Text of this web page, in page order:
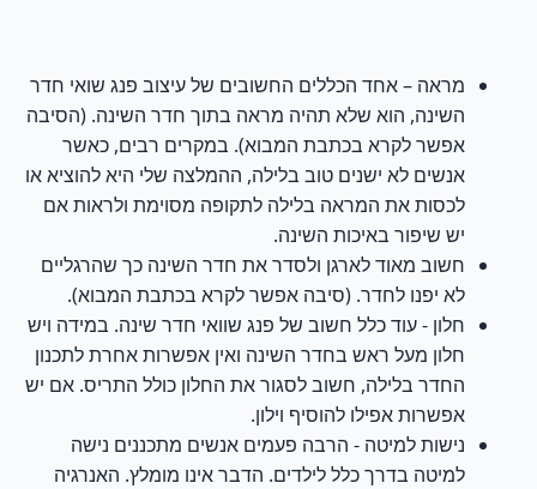
מראה –אחד הכללים החשובים של עיצוב פנג שואי חדר
השינה, הוא שלא תהיה מראה בתוך חדר השינה. (הסיבה
אפשר לקרא בכתבת המבוא). במקרים רבים, כאשר
אנשים לא ישנים טוב בלילה, ההמלצה שלי היא להוציא או
לכסות את המראה בלילה לתקופה מסוימת ולראות אם
יש שיפור באיכות השינה.
חשוב מאוד לארגן ולסדר את חדר השינה כך שהרגליים
לא יפנו לחדר. (סיבה אפשר לקרא בכתבת המבוא).
חלון -עוד כלל חשוב של פנג שוואי חדר שינה. במידה ויש
חלון מעל ראש בחדר השינה ואין אפשרות אחרת לתכנון
החדר בלילה, חשוב לסגור את החלון כולל התריס. אם יש
אפשרות אפילו להוסיף וילון.
נישות למיטה - הרבה פעמים אנשים מתכננים נישה
למיטה בדרך כלל לילדים. הדבר אינו מומלץ. האנרגיה